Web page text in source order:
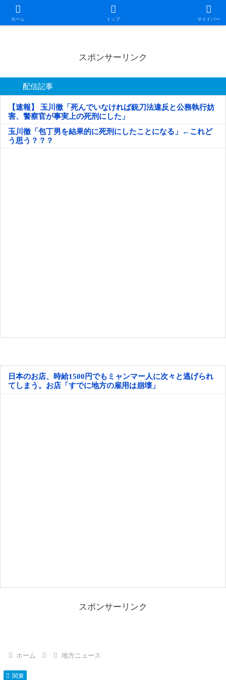
ホーム トップ サイドバー
日本第一！ニュース録
スポンサーリンク
配信記事
【速報】 玉川徹「死んでいなければ銃刀法違反と公務執行妨
害、警察官が事実上の死刑にした」
玉川徹「包丁男を結果的に死刑にしたことになる」←これど
う思う？？？
日本のお店、時給1500円でもミャンマー人に次々と逃げられ
てしまう。お店「すでに地方の雇用は崩壊」
スポンサーリンク
ホーム 地方ニュース
関東